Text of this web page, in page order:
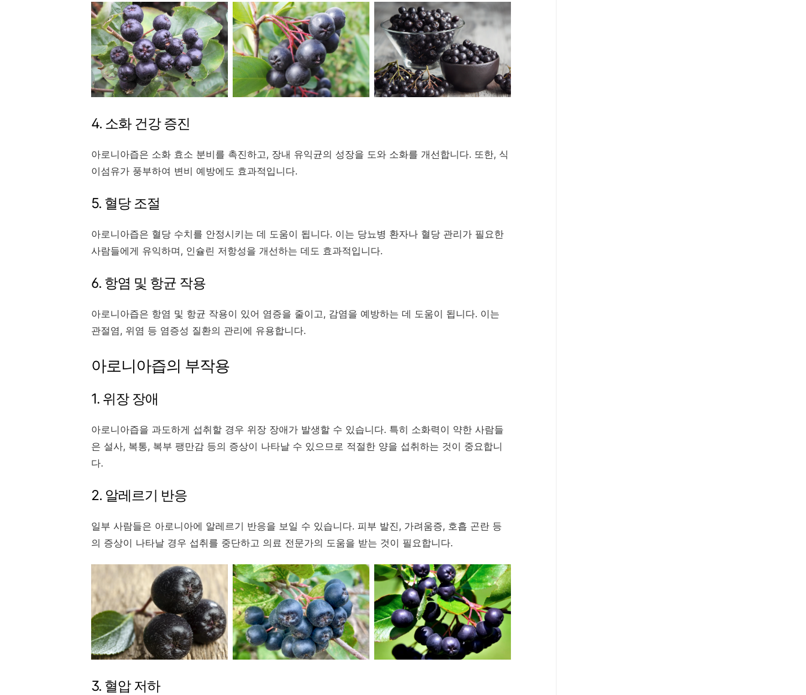
4. 소화 건강 증진
아로니아즙은 소화 효소 분비를 촉진하고, 장내 유익균의 성장을 도와 소화를 개선합니다. 또한, 식
이섬유가 풍부하여 변비 예방에도 효과적입니다.
5. 혈당 조절
아로니아즙은 혈당 수치를 안정시키는 데 도움이 됩니다. 이는 당뇨병 환자나 혈당 관리가 필요한
사람들에게 유익하며, 인슐린 저항성을 개선하는 데도 효과적입니다.
6. 항염 및 항균 작용
아로니아즙은 항염 및 항균 작용이 있어 염증을 줄이고, 감염을 예방하는 데 도움이 됩니다. 이는
관절염, 위염 등 염증성 질환의 관리에 유용합니다.
아로니아즙의 부작용
1. 위장 장애
아로니아즙을 과도하게 섭취할 경우 위장 장애가 발생할 수 있습니다. 특히 소화력이 약한 사람들
은 설사, 복통, 복부 팽만감 등의 증상이 나타날 수 있으므로 적절한 양을 섭취하는 것이 중요합니
다.
2. 알레르기 반응
일부 사람들은 아로니아에 알레르기 반응을 보일 수 있습니다. 피부 발진, 가려움증, 호흡 곤란 등
의 증상이 나타날 경우 섭취를 중단하고 의료 전문가의 도움을 받는 것이 필요합니다.
3. 혈압 저하